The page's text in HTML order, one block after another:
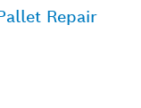
Repair